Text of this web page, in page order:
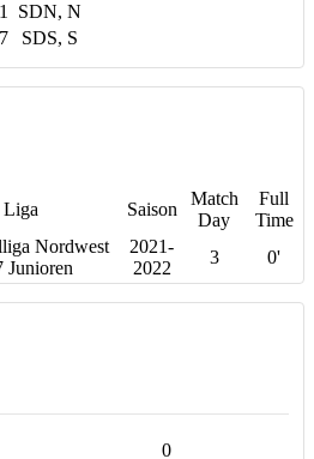
1
SDN, N
7 SDS, S
Liga Saison
Match
Day
Full
Time
Nordwest
Junioren
2021-
2022
3 0'
0